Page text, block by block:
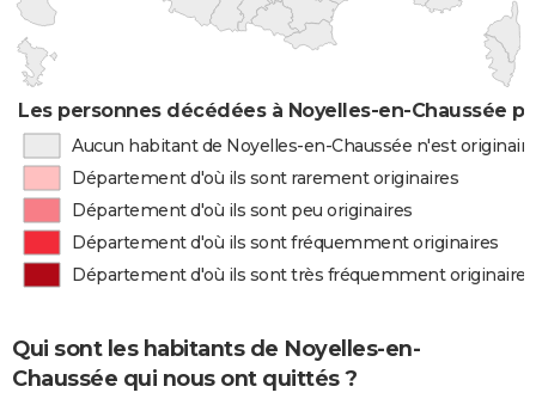
Les personnes décédées à Noyelles-en-Chaussée
Aucun habitant de Noyelles-en-Chaussée n'est
Département d'où ils sont rarement originaires
Département d'où ils sont peu originaires
Département d'où ils sont fréquemment originaires
Département d'où ils sont très fréquemment originaires
Qui sont les habitants de Noyelles-en-
Chaussée qui nous ont quittés ?